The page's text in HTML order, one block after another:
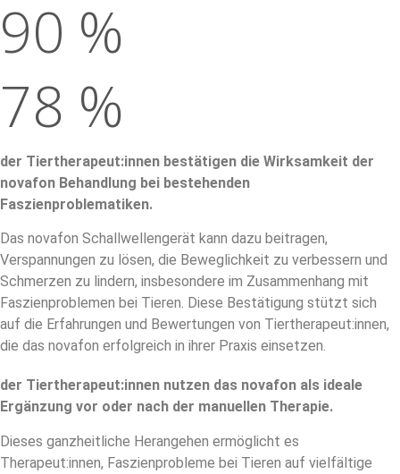
90 %
78 %
der Tiertherapeut:innen bestätigen die Wirksamkeit der
novafon Behandlung bei bestehenden
Faszienproblematiken.
Das novafon Schallwellengerät kann dazu beitragen,
Verspannungen zu lösen, die Beweglichkeit zu verbessern und
Schmerzen zu lindern, insbesondere im Zusammenhang mit
Faszienproblemen bei Tieren. Diese Bestätigung stützt sich
auf die Erfahrungen und Bewertungen von Tiertherapeut:innen,
die das novafon erfolgreich in ihrer Praxis einsetzen.
der Tiertherapeut:innen nutzen das novafon als ideale
Ergänzung vor oder nach der manuellen Therapie.
Dieses ganzheitliche Herangehen ermöglicht es
Therapeut:innen, Faszienprobleme bei Tieren auf vielfältige